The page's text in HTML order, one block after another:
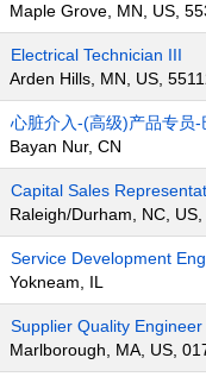
Maple Grove, MN, US,
Electrical Technician III
Arden Hills, MN, US,
心脏介入-(高级)产品专员-
Bayan Nur, CN
Capital Sales
Raleigh/Durham, NC, US,
Service Development
Yokneam, IL
Supplier Quality
Marlborough, MA, US,